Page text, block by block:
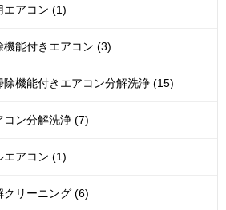
エアコン (1)
機能付きエアコン (3)
除機能付きエアコン分解洗浄 (15)
コン分解洗浄 (7)
エアコン (1)
クリーニング (6)